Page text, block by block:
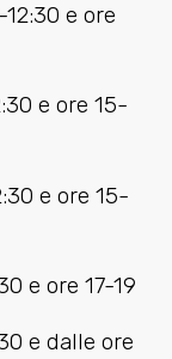
e ore
e ore 15-
e ore 15-
e ore 17-19
e dalle ore